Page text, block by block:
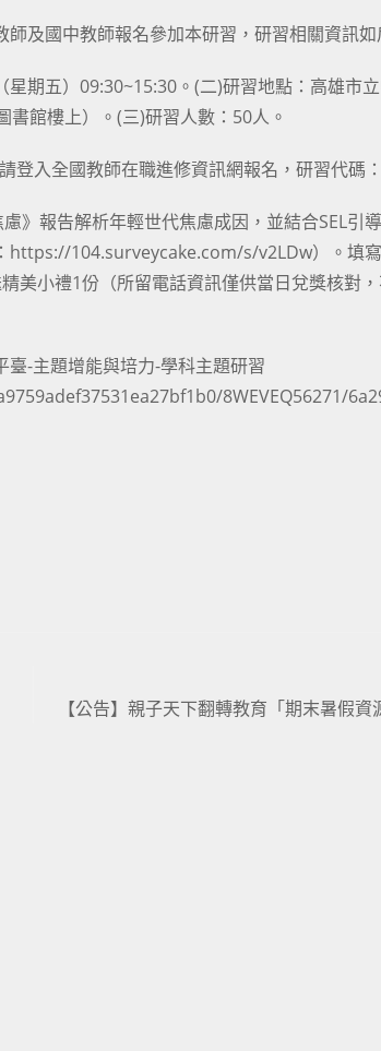
及國中教師報名參加本研習，研習相關資訊如
期五）09:30~15:30。(二)研習地點：高雄市
館樓上）。(三)研習人數：50人。
入全國教師在職進修資訊網報名，研習代碼
》報告解析年輕世代焦慮成因，並結合SEL引
https://104.surveycake.com/s/v2LDw）。填
美小禮1份（所留電話資訊僅供當日兌獎核對
-主題增能與培力-學科主題研習
8WEVEQ56271/
【公告】親子天下翻轉教育「期末暑假